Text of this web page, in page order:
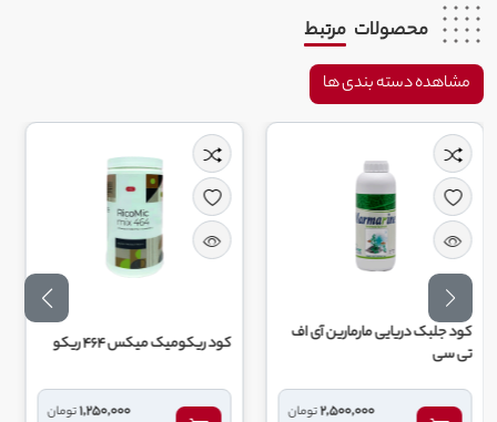
محصولات مرتبط
مشاهده دسته بندی ها
مارمارین آی اف
2,500,000
تومان
کود ریکومیک میکس 464 ریکو
1,250,000
تومان
کود 10 52 10 گهر زای یزد